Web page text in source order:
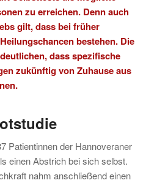
zu erreichen. Denn auch
gilt, dass bei früher
bestehen. Die
dass spezifische
zukünftig von Zuhause aus
Patientinnen der Hannoveraner
einen Abstrich bei sich selbst.
nahm anschließend einen